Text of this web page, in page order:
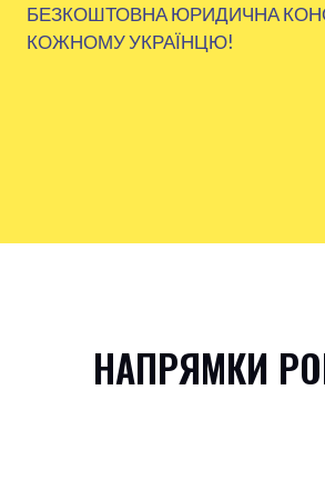
БЕЗКОШТОВНА ЮРИДИЧНА
КОЖНОМУ УКРАЇНЦЮ!
НАПРЯМКИ